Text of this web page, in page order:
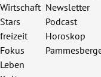
Wirtschaft
Stars
freizeit
Fokus
Leben
Newsletter
Podcast
Horoskop